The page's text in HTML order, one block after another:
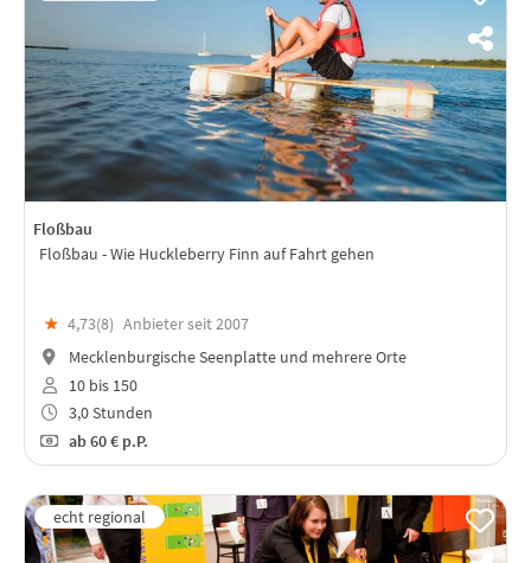
Floßbau
Floßbau - Wie Huckleberry Finn auf Fahrt gehen
★ 4,73(8) Anbieter seit 2007
Mecklenburgische Seenplatte und mehrere Orte
10 bis 150
3,0 Stunden
ab60 € p.P.